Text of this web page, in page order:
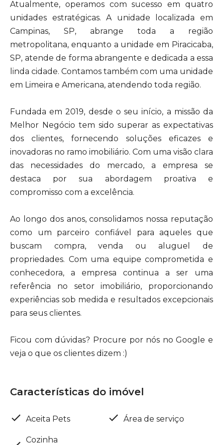
Atualmente, operamos com sucesso em quatro
unidades estratégicas. A unidade localizada em
Campinas, SP, abrange toda a região
metropolitana, enquanto a unidade em Piracicaba,
SP, atende de forma abrangente e dedicada a essa
linda cidade. Contamos também com uma unidade
em Limeira e Americana, atendendo toda região.
Fundada em 2019, desde o seu início, a missão da
Melhor Negócio tem sido superar as expectativas
dos clientes, fornecendo soluções eficazes e
inovadoras no ramo imobiliário. Com uma visão clara
das necessidades do mercado, a empresa se
destaca por sua abordagem proativa e
compromisso com a excelência.
Ao longo dos anos, consolidamos nossa reputação
como um parceiro confiável para aqueles que
buscam compra, venda ou aluguel de
propriedades. Com uma equipe comprometida e
conhecedora, a empresa continua a ser uma
referência no setor imobiliário, proporcionando
experiências sob medida e resultados excepcionais
para seus clientes.
Ficou com dúvidas? Procure por nós no Google e
veja o que os clientes dizem :)
Características do imóvel
Aceita Pets Área de serviço
Cozinha